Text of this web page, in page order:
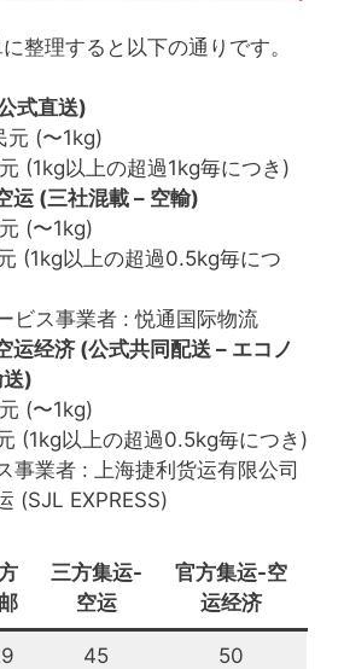
整理すると以下の通りです。
式直送)
元 (〜1kg)
(1kg以上の超過1kg毎につき)
运 (三社混載 – 空輸)
(〜1kg)
(1kg以上の超過0.5kg毎につ
ビス事業者 : 悦通国际物流
运经济 (公式共同配送 – エコノ
送)
(〜1kg)
(1kg以上の超過0.5kg毎につき)
事業者 : 上海捷利货运有限公司
(SJL EXPRESS)
三方集运-
空运
官方集运-空
运经济
45 50